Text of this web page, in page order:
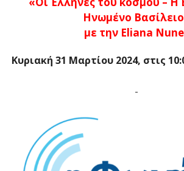
Ηνωμένο
με την Eliana
Κυριακή 31 Μαρτίου 2024, στις